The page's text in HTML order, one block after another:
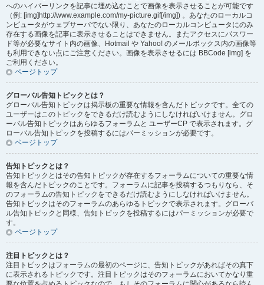
へのハイパーリンクを記事に埋め込むことで画像を表示させることが可能です
（例: [img]http://www.example.com/my-picture.gif[/img]) 。あなたのローカルコ
ンピュータがウェブサーバでない限り、あなたのローカルコンピュータにのみ
存在する画像を記事に表示させることはできません。またアクセスにパスワー
ド等が必要なサイト内の画像、Hotmail や Yahoo! のメールボックス内の画像等
も利用できない点にご注意ください。画像を表示させるには BBCode [img] を
ご利用ください。
ページトップ
グローバル告知トピックとは？
グローバル告知トピックは掲示板の重要な情報を含んだトピックです。全ての
ユーザーはこのトピックをできるだけ読むようにしなければいけません。グロ
ーバル告知トピックはあらゆるフォーラムと ユーザーCP で表示されます。グ
ローバル告知トピックを投稿するにはパーミッションが必要です。
ページトップ
告知トピックとは？
告知トピックとはその告知トピックが存在するフォーラムについての重要な情
報を含んだトピックのことです。フォーラムに記事を投稿するつもりなら、そ
のフォーラムの告知トピックをできるだけ読むようにしなければいけません。
告知トピックはそのフォーラムのあらゆるトピックで表示されます。グローバ
ル告知トピックと同様、告知トピックを投稿するにはパーミッションが必要で
す。
ページトップ
注目トピックとは？
注目トピックはフォーラムの最初のページに、告知トピックがあればその真下
に表示されるトピックです。注目トピックはそのフォーラムにおいてかなり重